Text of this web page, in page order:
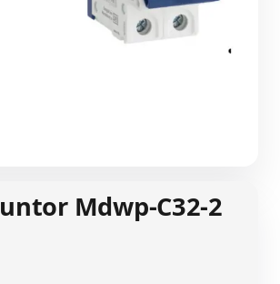
Mdwp-C32-2